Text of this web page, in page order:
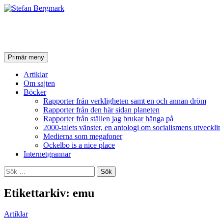
SökPrimär meny Hoppa
till
innehåll
Artiklar
Om sajten
Böcker
Rapporter från verkligheten samt en och annan dröm
Rapporter från den här sidan planeten
Rapporter från ställen jag brukar hänga på
2000-talets vänster, en antologi om socialismens
Medierna som megafoner
Ockelbo is a nice place
Internetgrannar
Sök
efter:
Etikettarkiv: emu
Artiklar